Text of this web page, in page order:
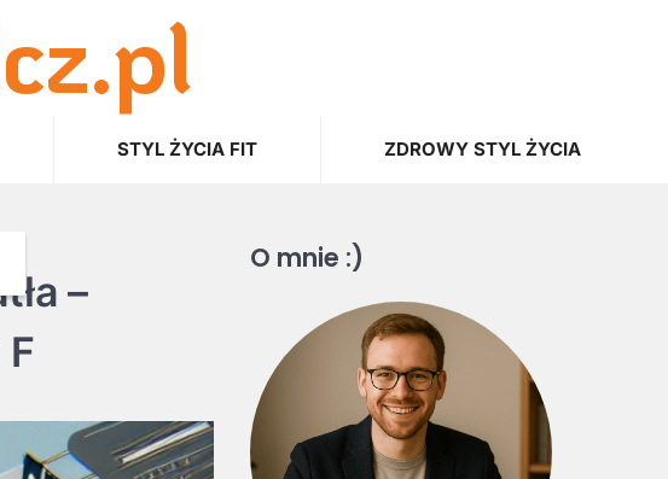
STYL ŻYCIA FIT ZDROWY STYL ŻYCIA
–
O mnie :)